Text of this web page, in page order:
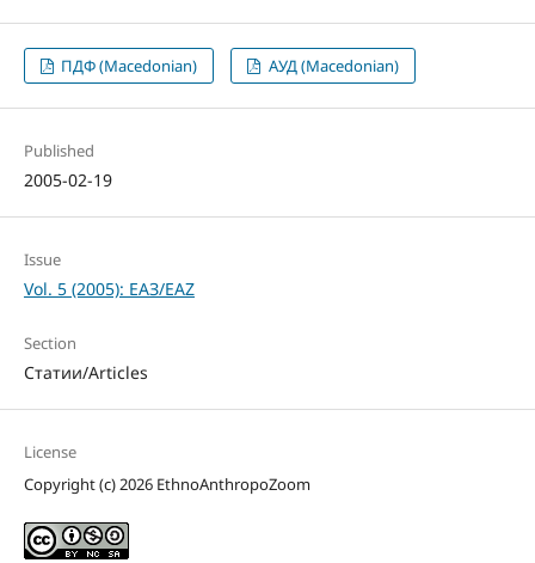
ПДФ (Macedonian) АУД (Macedonian)
Published
2005-02-19
Issue
Vol. 5 (2005): ЕАЗ/EAZ
Section
Статии/Articles
License
Copyright (c) 2026 EthnoAnthropoZoom